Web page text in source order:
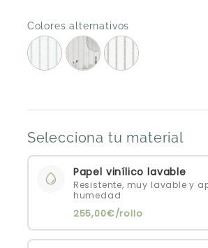
Colores alternativos
Selecciona tu material
Papel vinílico lavable
Resistente, muy lavable y
humedad
255,00€/rollo